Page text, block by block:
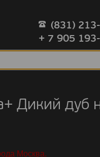
(831)
+ 7 905
Дикий дуб
Москва.